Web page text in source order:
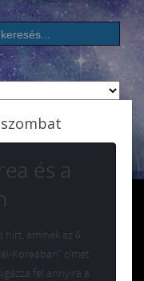
és a
hírt, aminek az ő
Koreában” címet
fel annyira a